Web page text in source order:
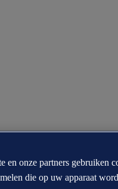
en onze partners gebruiken
die op uw apparaat